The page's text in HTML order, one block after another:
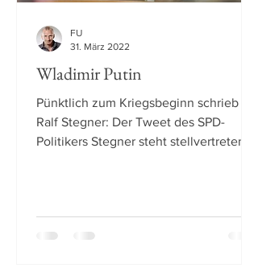
Wladimir Putin
Pünktlich zum Kriegsbeginn schrieb
Ralf Stegner: Der Tweet des SPD-
Politikers Stegner steht stellvertretend
FU
31. März 2022